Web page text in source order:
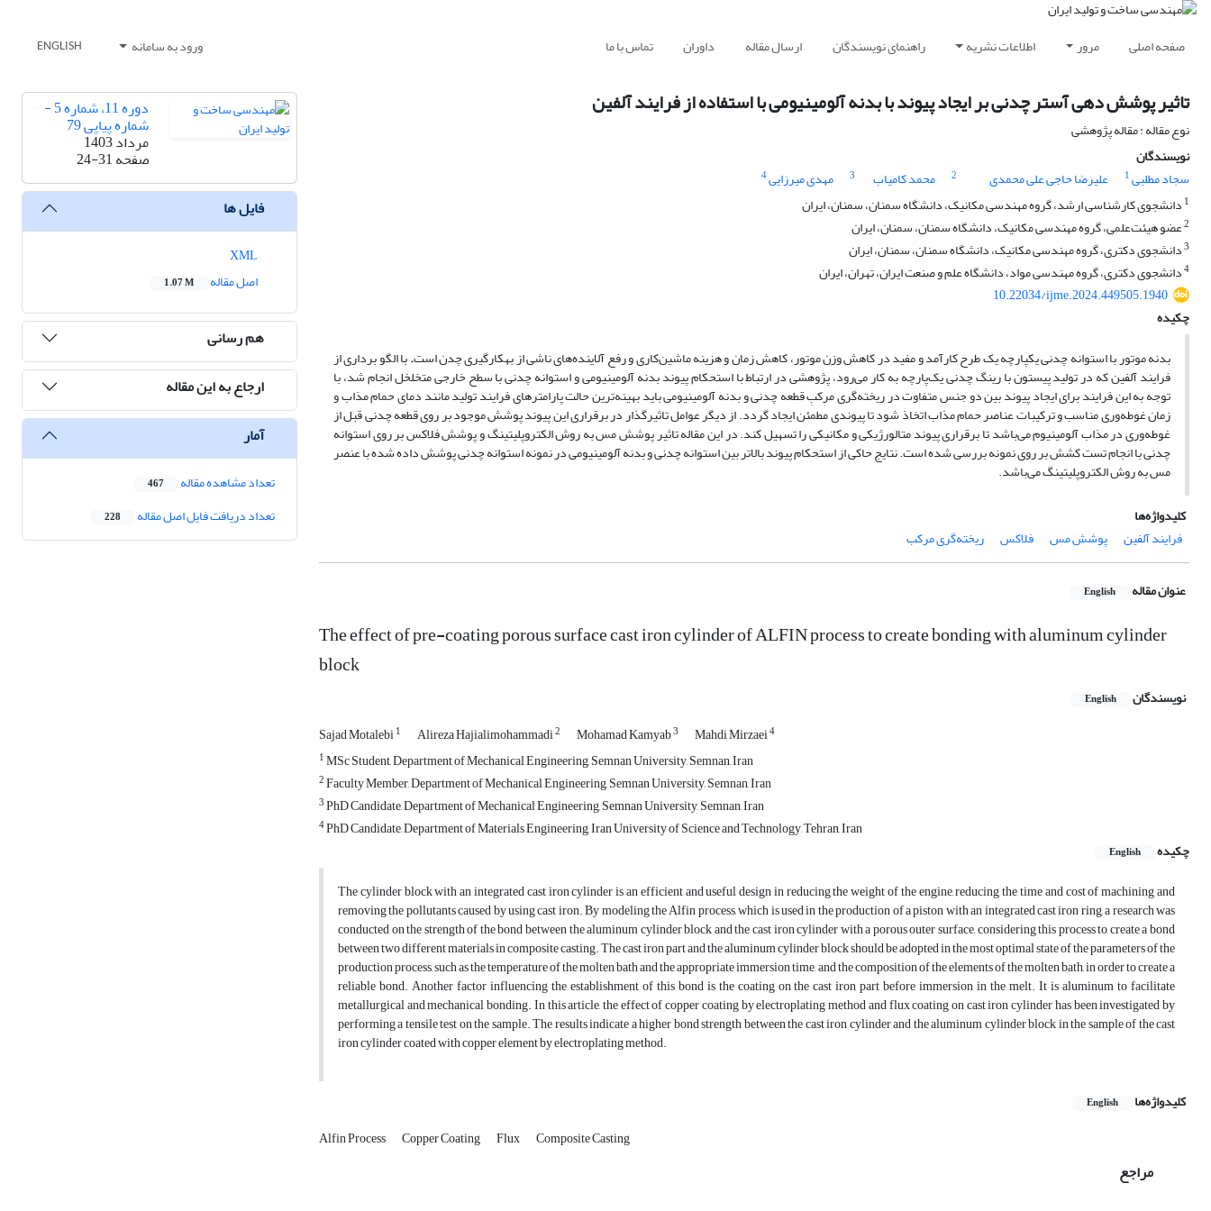
صفحه اصلی مرور اطلاعات نشریه راهنمای نویسندگان ارسال مقاله داوران تماس با ما ورود به سامانه ENGLISH
تاثیر پوشش دهی آستر چدنی بر ایجاد پیوند با بدنه آلومینیومی با استفاده از فرایند ‌آلفین
نوع مقاله : مقاله پژوهشی
نویسندگان
سجاد مطلبی1 علیرضا حاجی علی محمدی 2 محمد کامیاب 3 مهدی میرزایی4
1 دانشجوی کارشناسی ارشد، گروه مهندسی مکانیک، دانشگاه سمنان، سمنان، ایران
2عضو هیئت‌علمی، گروه مهندسی مکانیک، دانشگاه سمنان، سمنان، ایران
3دانشجوی دکتری، گروه مهندسی مکانیک، دانشگاه سمنان، سمنان، ایران
4دانشجوی دکتری، گروه مهندسی مواد، دانشگاه علم و صنعت ایران، تهران، ایران
10.22034/ijme.2024.449505.1940
چکیده
بدنه موتور با استوانه چدنی یکپارچه یک طرح کارآمد و مفید در کاهش وزن موتور، کاهش زمان و هزینه ماشین‌کاری و رفع آلاینده‌های ناشی از به­کارگیری چدن است.با الگو برداری از
فرایند آلفین که در تولید پیستون با رینگ چدنی یک‌پارچه به کار می‌رود، پژوهشی در ارتباط با استحکام پیوند بدنه آلومینیومی و استوانه چدنی با سطح خارجی متخلخل انجام شد، با
توجه به این فرایند برای ایجاد پیوند بین دو جنس متفاوت در ریخته‌گری مرکبِ قطعه چدنی و بدنه آلومینیومی باید بهینه‌ترین حالت پارامترهای فرایند تولید مانند دمای حمام مذاب و
زمان غوطه‌وری مناسب و ترکیبات عناصر حمام مذاب اتخاذ شود تا پیوندی مطمئن ایجاد گردد. از دیگر عوامل تاثیرگذار در برقراری این پیوند پوشش موجود بر‌ روی قطعه چدنی قبل از
غوطه‌وری در مذاب آلومینیوم می‌باشد تا برقراری پیوند متالورژیکی و مکانیکی را تسهیل کند. در این مقاله تاثیر پوشش مس به روش الکتروپلیتینگ و پوشش فلاکس بر روی استوانه
چدنی با انجام تست کشش بر روی نمونه بررسی شده است. نتایج حاکی از استحکام پیوند بالاتر بین استوانه چدنی و بدنه آلومینیومی در نمونه استوانه چدنی پوشش داده شده با عنصر
مس به روش الکتروپلیتینگ می‌باشد.
کلیدواژه‌ها
فرایند آلفین
پوشش مس فلاکس ریخته‌گری مرکب
عنوان مقاله English
The effect of pre-coating porous surface cast iron cylinder of ALFIN process to create bonding with aluminum cylinder
block
نویسندگان English
Sajad Motalebi1 Alireza Hajialimohammadi2 Mohamad Kamyab3 Mahdi Mirzaei4
1MSc Student, Department of Mechanical Engineering, Semnan University, Semnan, Iran
2Faculty Member, Department of Mechanical Engineering, Semnan University, Semnan, Iran
3PhD Candidate, Department of Mechanical Engineering, Semnan University, Semnan, Iran
4PhD Candidate, Department of Materials Engineering, Iran University of Science and Technology, Tehran, Iran
چکیده
English
The cylinder block with an integrated cast iron cylinder is an efficient and useful design in reducing the weight of the engine, reducing the time and cost of machining and
removing the pollutants caused by using cast iron. By modeling the Alfin process, which is used in the production of a piston with an integrated cast iron ring, a research was
conducted on the strength of the bond between the aluminum cylinder block and the cast iron cylinder with a porous outer surface, considering this process to create a bond
between two different materials in composite casting. The cast iron part and the aluminum cylinder block should be adopted in the most optimal state of the parameters of the
production process, such as the temperature of the molten bath and the appropriate immersion time, and the composition of the elements of the molten bath, in order to create a
reliable bond. Another factor influencing the establishment of this bond is the coating on the cast iron part before immersion in the melt. It is aluminum to facilitate
metallurgical and mechanical bonding. In this article, the effect of copper coating by electroplating method and flux coating on cast iron cylinder has been investigated by
performing a tensile test on the sample. The results indicate a higher bond strength between the cast iron cylinder and the aluminum cylinder block in the sample of the cast
iron cylinder coated with copper element by electroplating method.
کلیدواژه‌ها English
Alfin Process Copper Coating Flux Composite Casting
مراجع
دوره 11، شماره 5 -
شماره پیاپی 79
مرداد 1403
صفحه24-31
فایل ها
اصل مقاله
1.07 M
هم رسانی
ارجاع به این مقاله
آمار
تعداد مشاهده مقاله 467
تعداد دریافت فایل اصل مقاله 228